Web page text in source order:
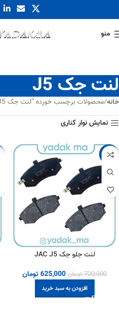
منو
لنت جک J5
خانه محصولات برچسب خورده “لنت جک J5”
نمایش نوار کناری
-13%
لنت جلو جک JAC J5
720,000 تومان 625,000تومان
افزودن به سبد خرید